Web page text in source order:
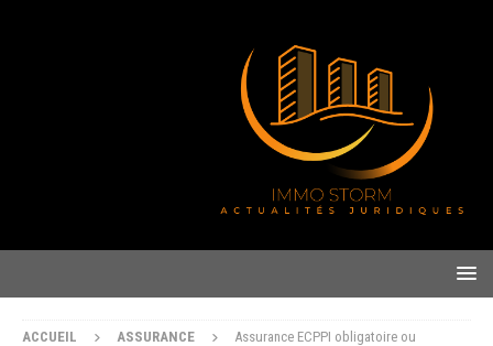
ACCUEIL ASSURANCE
Assurance ECPPI obligatoire ou